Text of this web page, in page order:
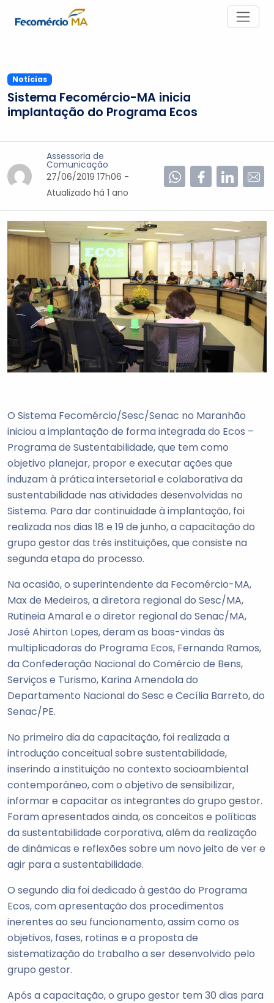
Notícias
Sistema Fecomércio-MA inicia
implantação do Programa Ecos
Assessoria de
Comunicação
27/06/2019 17h06 -
Atualizado há 1 ano
O Sistema Fecomércio/Sesc/Senac no Maranhão
iniciou a implantação de forma integrada do Ecos –
Programa de Sustentabilidade, que tem como
objetivo planejar, propor e executar ações que
induzam à prática intersetorial e colaborativa da
sustentabilidade nas atividades desenvolvidas no
Sistema. Para dar continuidade à implantação, foi
realizada nos dias 18 e 19 de junho, a capacitação do
grupo gestor das três instituições, que consiste na
segunda etapa do processo.
Na ocasião, o superintendente da Fecomércio-MA,
Max de Medeiros, a diretora regional do Sesc/MA,
Rutineia Amaral e o diretor regional do Senac/MA,
José Ahirton Lopes, deram as boas-vindas às
multiplicadoras do Programa Ecos, Fernanda Ramos,
da Confederação Nacional do Comércio de Bens,
Serviços e Turismo, Karina Amendola do
Departamento Nacional do Sesc e Cecília Barreto, do
Senac/PE.
No primeiro dia da capacitação, foi realizada a
introdução conceitual sobre sustentabilidade,
inserindo a instituição no contexto socioambiental
contemporâneo, com o objetivo de sensibilizar,
informar e capacitar os integrantes do grupo gestor.
Foram apresentados ainda, os conceitos e políticas
da sustentabilidade corporativa, além da realização
de dinâmicas e reflexões sobre um novo jeito de ver e
agir para a sustentabilidade.
O segundo dia foi dedicado à gestão do Programa
Ecos, com apresentação dos procedimentos
inerentes ao seu funcionamento, assim como os
objetivos, fases, rotinas e a proposta de
sistematização do trabalho a ser desenvolvido pelo
grupo gestor.
Após a capacitação, o grupo gestor tem 30 dias para